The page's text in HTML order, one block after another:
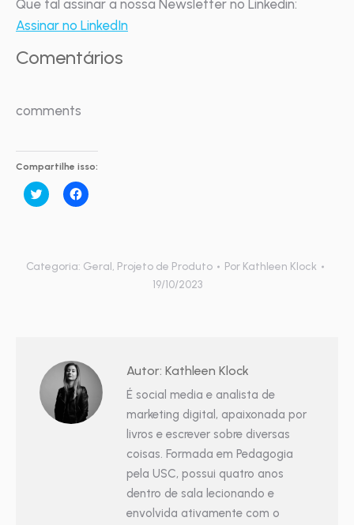
Que tal assinar a nossa Newsletter no Linkedin:
Assinar no LinkedIn
Comentários
comments
Compartilhe isso:
Clique
para
janela)
Clique
para
janela)
Categoria: Geral, Projeto de Produto Por Kathleen Klock
19/10/2023
Autor: Kathleen Klock
É social media e analista de
marketing digital, apaixonada por
livros e escrever sobre diversas
coisas. Formada em Pedagogia
pela USC, possui quatro anos
dentro de sala lecionando e
envolvida ativamente com o